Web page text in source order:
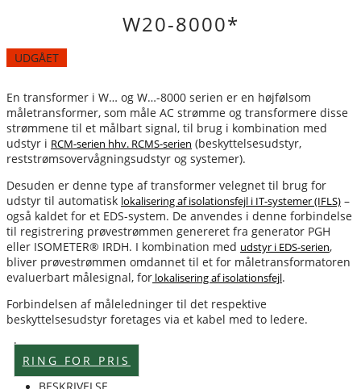
W20-8000*
UDGÅET
En transformer i W… og W…-8000 serien er en højfølsom
måletransformer, som måle AC strømme og transformere disse
strømmene til et målbart signal, til brug i kombination med
udstyr i RCM-serien hhv. RCMS-serien (beskyttelsesudstyr,
reststrømsovervågningsudstyr og systemer).
Desuden er denne type af transformer velegnet til brug for
udstyr til automatisk lokalisering af isolationsfejl i IT-systemer (IFLS) –
også kaldet for et EDS-system. De anvendes i denne forbindelse
til registrering prøvestrømmen genereret fra generator PGH
eller ISOMETER® IRDH. I kombination med udstyr i EDS-serien,
bliver prøvestrømmen omdannet til et for måletransformatoren
evaluerbart målesignal, for lokalisering af isolationsfejl.
Forbindelsen af måleledninger til det respektive
beskyttelsesudstyr foretages via et kabel med to ledere.
Lagervare
RING FOR PRIS